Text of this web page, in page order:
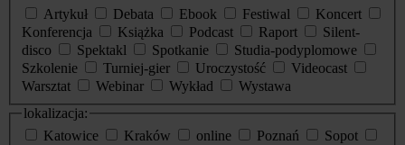
Artykuł
Debata Ebook Festiwal
Koncert
Konferencja
Książka Podcast Raport
Silent-
disco
Spektakl Spotkanie
Studia-podyplomowe
Szkolenie
Turniej-gier Uroczystość
Videocast
Warsztat
Webinar Wykład
Wystawa
lokalizacja:
Katowice
Kraków online Poznań
Sopot